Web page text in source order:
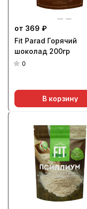
от 369 ₽
Fit Parad Горячий
шоколад 200гр
0
В корзину